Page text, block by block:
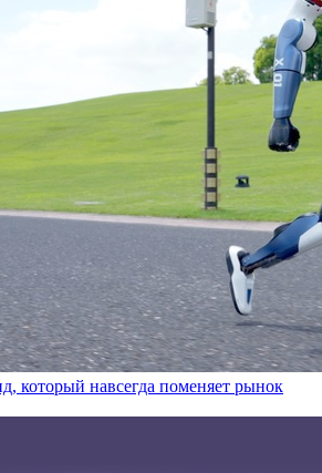
который навсегда поменяет рынок